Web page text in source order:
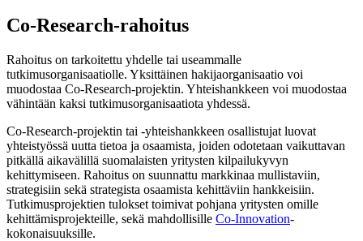
Co-Research-rahoitus
Rahoitus on tarkoitettu yhdelle tai useammalle
tutkimusorganisaatiolle. Yksittäinen hakijaorganisaatio voi
muodostaa Co-Research-projektin. Yhteishankkeen voi muodostaa
vähintään kaksi tutkimusorganisaatiota yhdessä.
Co-Research-projektin tai -yhteishankkeen osallistujat luovat
yhteistyössä uutta tietoa ja osaamista, joiden odotetaan vaikuttavan
pitkällä aikavälillä suomalaisten yritysten kilpailukyvyn
kehittymiseen. Rahoitus on suunnattu markkinaa mullistaviin,
strategisiin sekä strategista osaamista kehittäviin hankkeisiin.
Tutkimusprojektien tulokset toimivat pohjana yritysten omille
kehittämisprojekteille, sekä mahdollisille Co-Innovation-
kokonaisuuksille.